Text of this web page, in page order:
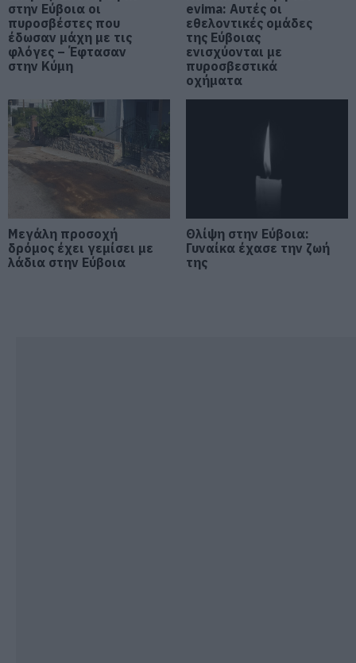
Μεγάλο πανηγύρι απόψε με την
Χαρά Βέρρα στην Εύβοια – Η
περιοχή
07.08.2026 | 13:45
Νεκρός 75χρονος που είχε φύγει
για το χωράφι του
07.08.2026 | 13:30
Το evima.gr Αποκαλύπτει: Τρία
πυροσβεστικά οχήματα έφτασαν
στην Εύβοια! Που θα δοθούν
07.08.2026 | 13:05
στην Εύβοια οι
πυροσβέστες που
έδωσαν μάχη με τις
φλόγες – Έφτασαν
στην Κύμη
evima: Αυτές οι
εθελοντικές ομάδες
της Εύβοιας
ενισχύονται με
πυροσβεστικά
οχήματα
Μεγάλη προσοχή
δρόμος έχει γεμίσει με
λάδια στην Εύβοια
Θλίψη στην Εύβοια:
Γυναίκα έχασε την ζωή
της